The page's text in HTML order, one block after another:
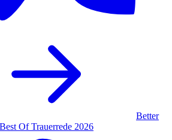
Better
Of Trauerrede 2026